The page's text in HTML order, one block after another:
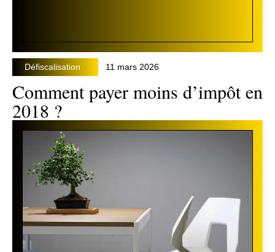
Défiscalisation 11 mars 2026
Comment payer moins d’impôt en
2018 ?